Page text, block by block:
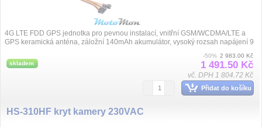
4G LTE FDD GPS jednotka pro pevnou instalací, vnitřní GSM/WCDMA/LTE a
GPS keramická anténa, záložní 140mAh akumulátor, vysoký rozsah napájení 9
skladem
-50% 2 983.00 Kč
1 491.50 Kč
vč. DPH 1 804.72 Kč
Přidat do košíku
HS-310HF kryt kamery 230VAC